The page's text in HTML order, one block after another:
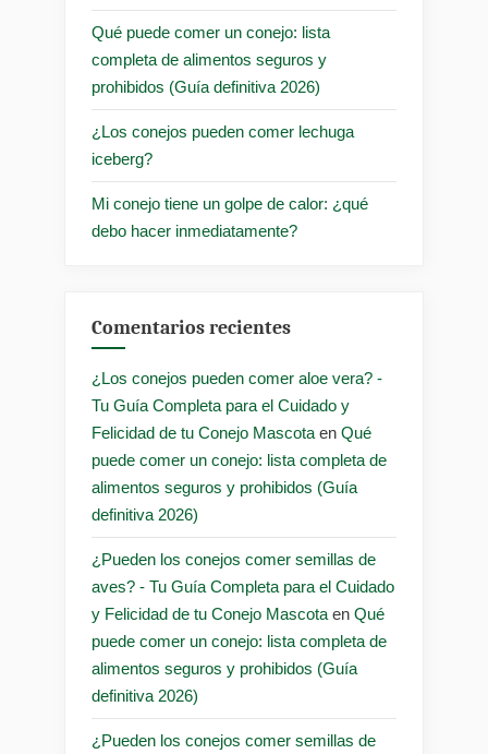
Qué puede comer un conejo: lista
completa de alimentos seguros y
prohibidos (Guía definitiva 2026)
¿Los conejos pueden comer lechuga
iceberg?
Mi conejo tiene un golpe de calor: ¿qué
debo hacer inmediatamente?
Comentarios recientes
¿Los conejos pueden comer aloe vera? -
Tu Guía Completa para el Cuidado y
Felicidad de tu Conejo Mascotaen Qué
puede comer un conejo: lista completa de
alimentos seguros y prohibidos (Guía
definitiva 2026)
¿Pueden los conejos comer semillas de
aves? - Tu Guía Completa para el Cuidado
y Felicidad de tu Conejo Mascotaen Qué
puede comer un conejo: lista completa de
alimentos seguros y prohibidos (Guía
definitiva 2026)
¿Pueden los conejos comer semillas de